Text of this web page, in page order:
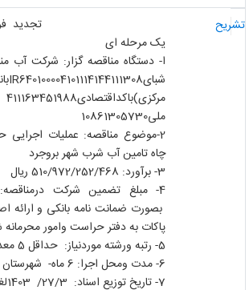
تجدید فراخوان
یک مرحله ای
ا- دستگاه مناقصه گزار: شرکت آب
شبای640100004101114144111308
IR
ملی10861305730
چاه تامین آب شرب شهر بروجرد
بصورت ضمانت نامه بانکی و ارائه
پاکات به دفتر حراست وامور محرمانه